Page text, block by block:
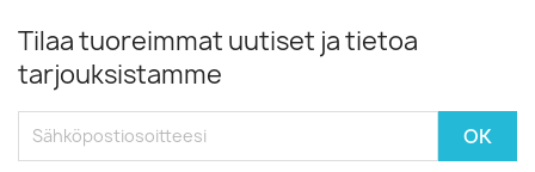
Tilaa tuoreimmat uutiset ja tietoa
tarjouksistamme